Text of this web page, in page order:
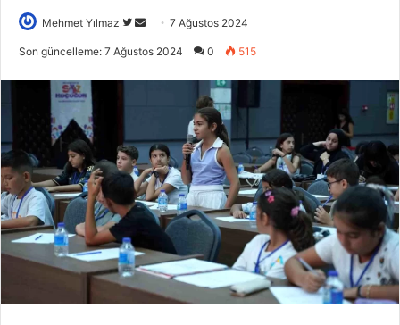
Mehmet Yılmaz
Twitter'da
Bir
7 Ağustos 2024
Son güncelleme: 7 Ağustos 2024 0 515